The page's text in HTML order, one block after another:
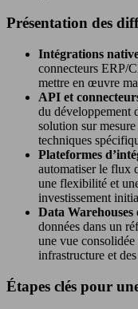
Présentation des
Intégrations
connecteurs ERP/
mettre en œuvre
API et
du développement
solution sur
techniques
Plateformes
automatiser le flux
une flexibilité et
investissement
Data
données dans un
une vue
infrastructure et
Étapes clés pour